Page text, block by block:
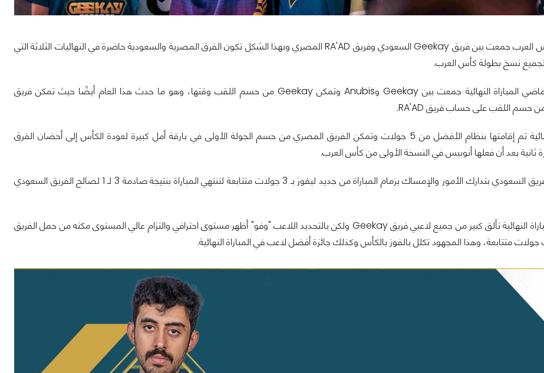
نهائيات كأس العرب جمعت بين فريق Geekay السعودي وفريق RA'AD المصري وبهذا الشكل تكون الفرق المصرية والسعودية حاضرة في النهائيات الثلاثة التي
لجميع نسخ بطولة كأس العرب.
الموسم الماضي المباراة النهائية جمعت بين Geekay وAnubis وتمكن Geekay من حسم اللقب وقتها، وهو ما حدث هذا العام أيضًا حيث تمكن فريق
المباراة النهائية تم إقامتها بنظام الأفضل من 5 جولات وتمكن الفريق المصري من حسم الجولة الأولى في بارقة أمل كبيرة لعودة الكأس إلى أحضان الفرق
ثانية بعد أن فعلها أنوبيس في النسخة الأولى من كأس العرب.
لكن قام الفريق السعودي بتدارك الأمور والإمساك بزمام المباراة من جديد ليفوز بـ 3 جولات متتابعة لتنتهي المباراة بنتيجة صادمة 3 لـ 1 لصالح الفريق السعودي
شهدت المباراة النهائية تألق كبير من جميع لاعبي فريق Geekay ولكن بالتحديد اللاعب "وفو" أظهر مستوى احترافي والتزام عالي المستوى مكنه من حمل الفريق
جولات متتابعة، وهذا المجهود تكلل بالفوز بالكأس وكذلك جائزة أفضل لاعب في المباراة النهائية.